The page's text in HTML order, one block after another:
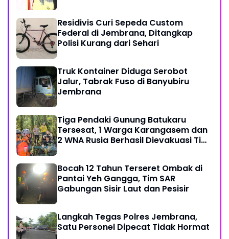
Residivis Curi Sepeda Custom
Federal di Jembrana, Ditangkap
Polisi Kurang dari Sehari
Truk Kontainer Diduga Serobot
Jalur, Tabrak Fuso di Banyubiru
Jembrana
Tiga Pendaki Gunung Batukaru
Tersesat, 1 Warga Karangasem dan
2 WNA Rusia Berhasil Dievakuasi Tim
Bocah 12 Tahun Terseret Ombak di
Pantai Yeh Gangga, Tim SAR
Gabungan Sisir Laut dan Pesisir
Langkah Tegas Polres Jembrana,
Satu Personel Dipecat Tidak Hormat